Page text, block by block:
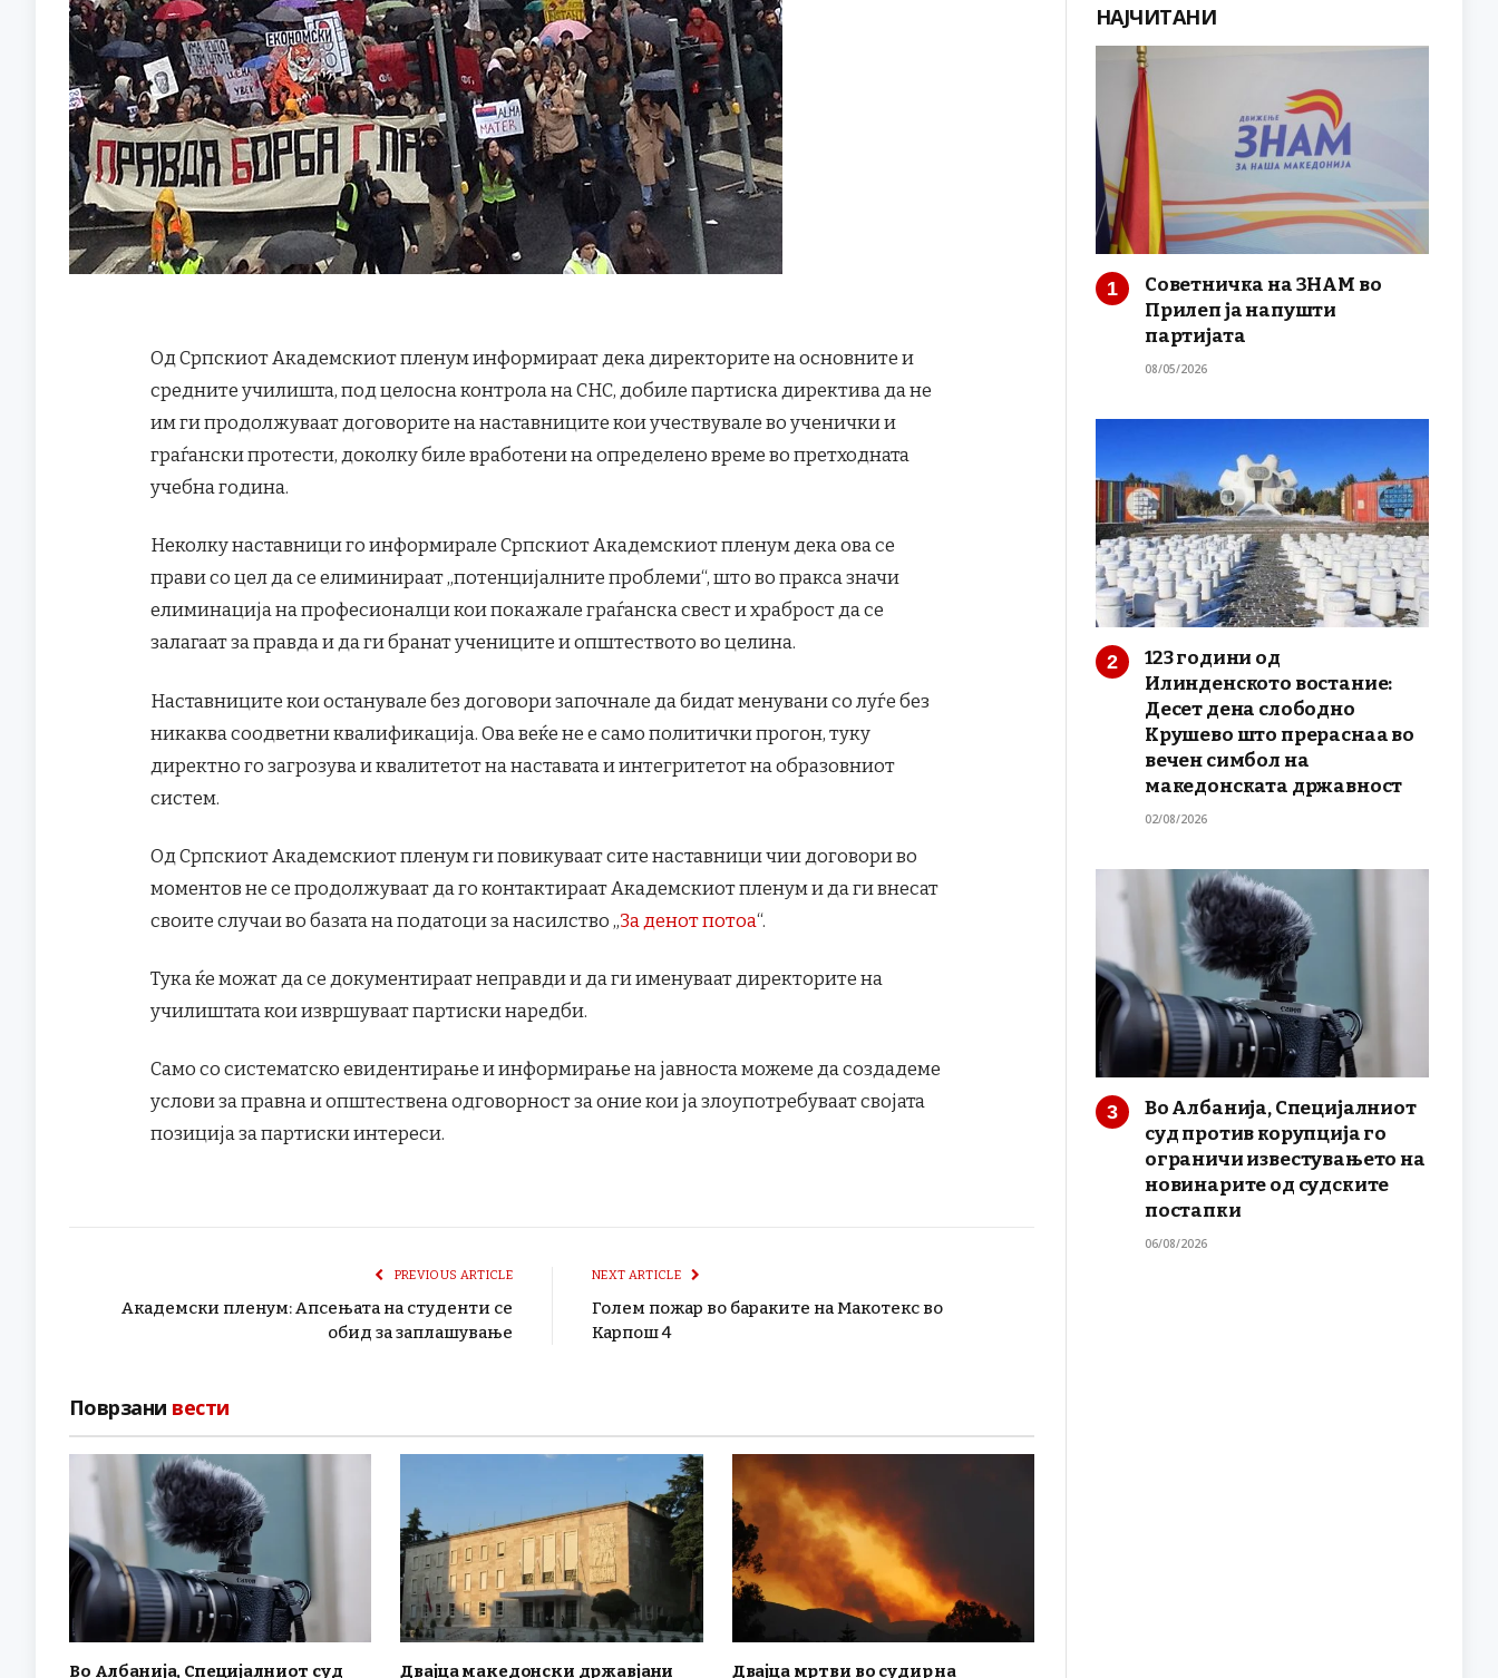
Од Српскиот Академскиот пленум информираат дека директорите на основните и
средните училишта, под целосна контрола на СНС, добиле партиска директива да не
им ги продолжуваат договорите на наставниците кои учествувале во ученички и
граѓански протести, доколку биле вработени на определено време во претходната
учебна година.
Неколку наставници го информирале Српскиот Академскиот пленум дека ова се
прави со цел да се елиминираат „потенцијалните проблеми“, што во пракса значи
елиминација на професионалци кои покажале граѓанска свест и храброст да се
залагаат за правда и да ги бранат учениците и општеството во целина.
Наставниците кои останувале без договори започнале да бидат менувани со луѓе без
никаква соодветни квалификација. Ова веќе не е само политички прогон, туку
директно го загрозува и квалитетот на наставата и интегритетот на образовниот
систем.
Од Српскиот Академскиот пленум ги повикуваат сите наставници чии договори во
моментов не се продолжуваат да го контактираат Академскиот пленум и да ги внесат
своите случаи во базата на податоци за насилство „За денот потоа“.
Тука ќе можат да се документираат неправди и да ги именуваат директорите на
училиштата кои извршуваат партиски наредби.
Само со систематско евидентирање и информирање на јавноста можеме да создадеме
услови за правна и општествена одговорност за оние кои ја злоупотребуваат својата
позиција за партиски интереси.
PREVIOUS ARTICLE
Академски пленум: Апсењата на студенти се
обид за заплашување
NEXT ARTICLE
Голем пожар во бараките на Макотекс во
Карпош 4
Поврзани вести
Во Албанија, Специјалниот суд
Двајца македонски државјани
Двајца мртви во судир на
НАЈЧИТАНИ
Советничка на ЗНАМ во
Прилеп ја напушти
партијата
08/05/2026
123 години од
Илинденското востание:
Десет дена слободно
Крушево што прераснаа во
вечен симбол на
македонската државност
02/08/2026
Во Албанија, Специјалниот
суд против корупција го
ограничи известувањето на
новинарите од судските
постапки
06/08/2026